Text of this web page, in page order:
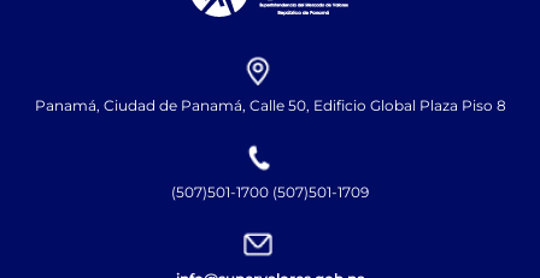
Panamá, Ciudad de Panamá, Calle 50, Edificio Global Plaza Piso 8
(507)501-1700 (507)501-1709